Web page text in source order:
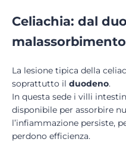
Celiachia: dal
malassorbimento
La lesione tipica della
soprattutto il duodeno.
In questa sede i villi
disponibile per assorbire
l’infiammazione persiste,
perdono efficienza.